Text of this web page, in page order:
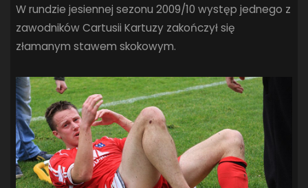
W rundzie jesiennej sezonu 2009/10 występ jednego z
zawodników Cartusii Kartuzy zakończył się
złamanym stawem skokowym.